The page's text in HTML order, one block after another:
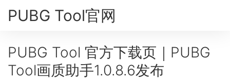
PUBG Tool官网
PUBG Tool 官方下载页｜PUBG
Tool画质助手1.0.8.6发布